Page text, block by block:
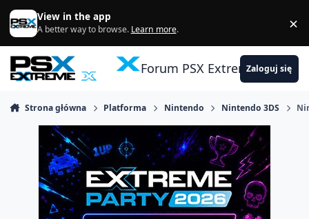
Skocz do zawartości
View in the app
A better way to browse. Learn more. ×
Forum PSX ExtremeZaloguj się
Strona główna Platforma Nintendo Nintendo 3DS